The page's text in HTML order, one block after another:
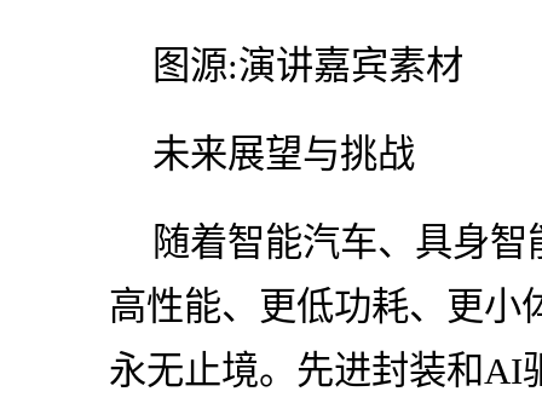
图源:演讲嘉宾素材
未来展望与挑战
随着智能汽车、具身
高性能、更低功耗、更小
永无止境。先进封装和AI